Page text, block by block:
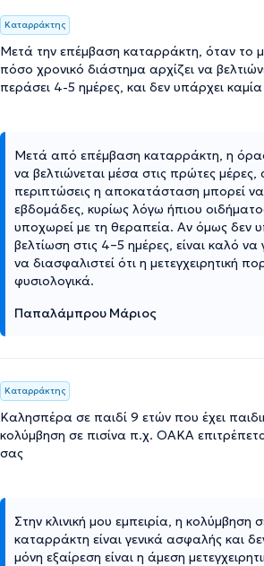
Καταρράκτης
Μετά την επέμβαση καταρράκτη, όταν το
πόσο χρονικό διάστημα αρχίζει να
περάσει 4-5 ημέρες, και δεν υπάρχει
Μετά από επέμβαση καταρράκτη, η
να βελτιώνεται μέσα στις πρώτες
περιπτώσεις η αποκατάσταση μπορεί να
εβδομάδες, κυρίως λόγω ήπιου
υποχωρεί με τη θεραπεία. Αν όμως δεν
βελτίωση στις 4–5 ημέρες, είναι καλό να
να διασφαλιστεί ότι η μετεγχειρητική
φυσιολογικά.
Παπαλάμπρου Μάριος
Καταρράκτης
Καλησπέρα σε παιδί 9 ετών που έχει
κολύμβηση σε πισίνα π.χ. ΟΑΚΑ
σας
Στην κλινική μου εμπειρία, η κολύμβηση
καταρράκτη είναι γενικά ασφαλής και
μόνη εξαίρεση είναι η άμεση